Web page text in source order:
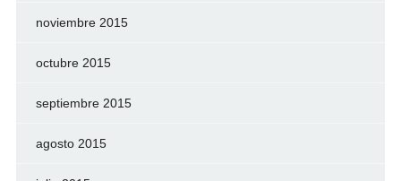
noviembre 2015
octubre 2015
septiembre 2015
agosto 2015